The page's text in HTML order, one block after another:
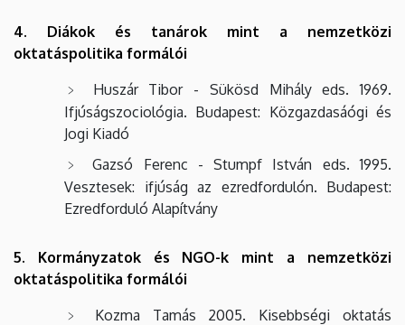
4. Diákok és tanárok mint a nemzetközi
oktatáspolitika formálói
Huszár Tibor - Sükösd Mihály eds. 1969.
Ifjúságszociológia. Budapest: Közgazdasáógi és
Jogi Kiadó
Gazsó Ferenc - Stumpf István eds. 1995.
Vesztesek: ifjúság az ezredfordulón. Budapest:
Ezredforduló Alapítvány
5. Kormányzatok és NGO-k mint a nemzetközi
oktatáspolitika formálói
Kozma Tamás 2005. Kisebbségi oktatás